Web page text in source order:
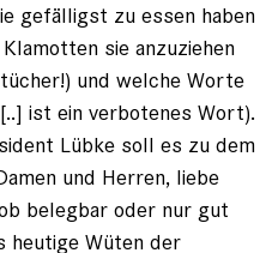
gefälligst zu essen haben
sie anzuziehen
und welche Worte
ist ein verbotenes Wort).
Lübke soll es zu dem
und Herren, liebe
belegbar oder nur gut
heutige Wüten der